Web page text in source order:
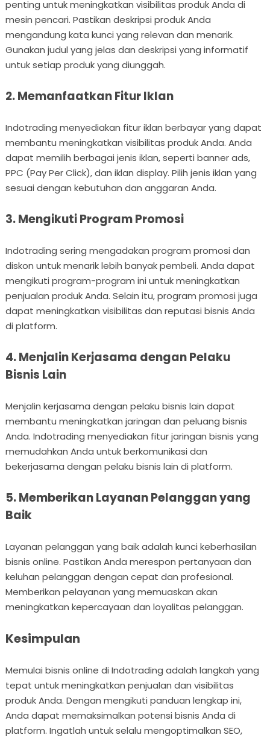
penting untuk meningkatkan visibilitas produk Anda di
mesin pencari. Pastikan deskripsi produk Anda
mengandung kata kunci yang relevan dan menarik.
Gunakan judul yang jelas dan deskripsi yang informatif
untuk setiap produk yang diunggah.
2. Memanfaatkan Fitur Iklan
Indotrading menyediakan fitur iklan berbayar yang dapat
membantu meningkatkan visibilitas produk Anda. Anda
dapat memilih berbagai jenis iklan, seperti banner ads,
PPC (Pay Per Click), dan iklan display. Pilih jenis iklan yang
sesuai dengan kebutuhan dan anggaran Anda.
3. Mengikuti Program Promosi
Indotrading sering mengadakan program promosi dan
diskon untuk menarik lebih banyak pembeli. Anda dapat
mengikuti program-program ini untuk meningkatkan
penjualan produk Anda. Selain itu, program promosi juga
dapat meningkatkan visibilitas dan reputasi bisnis Anda
di platform.
4. Menjalin Kerjasama dengan Pelaku
Bisnis Lain
Menjalin kerjasama dengan pelaku bisnis lain dapat
membantu meningkatkan jaringan dan peluang bisnis
Anda. Indotrading menyediakan fitur jaringan bisnis yang
memudahkan Anda untuk berkomunikasi dan
bekerjasama dengan pelaku bisnis lain di platform.
5. Memberikan Layanan Pelanggan yang
Baik
Layanan pelanggan yang baik adalah kunci keberhasilan
bisnis online. Pastikan Anda merespon pertanyaan dan
keluhan pelanggan dengan cepat dan profesional.
Memberikan pelayanan yang memuaskan akan
meningkatkan kepercayaan dan loyalitas pelanggan.
Kesimpulan
Memulai bisnis online di Indotrading adalah langkah yang
tepat untuk meningkatkan penjualan dan visibilitas
produk Anda. Dengan mengikuti panduan lengkap ini,
Anda dapat memaksimalkan potensi bisnis Anda di
platform. Ingatlah untuk selalu mengoptimalkan SEO,